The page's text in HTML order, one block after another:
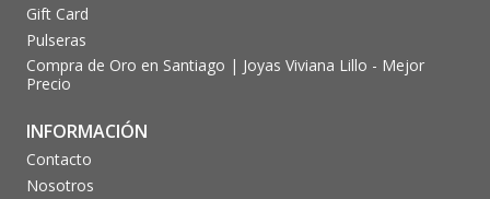
Gift Card
Pulseras
Compra de Oro en Santiago | Joyas Viviana Lillo - Mejor
Precio
INFORMACIÓN
Contacto
Nosotros